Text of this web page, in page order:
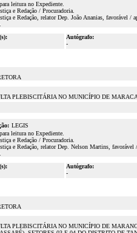
leitura no Expediente.
e Redação / Procuradoria.
e Redação, relator Dep. João Ananias, favorável /
Autógrafo:
-
PLEBISCITÁRIA NO MUNICÍPIO DE
LEGIS
leitura no Expediente.
e Redação / Procuradoria.
e Redação, relator Dep. Nelson Martins, favorável
Autógrafo:
-
PLEBISCITÁRIA NO MUNICÍPIO DE